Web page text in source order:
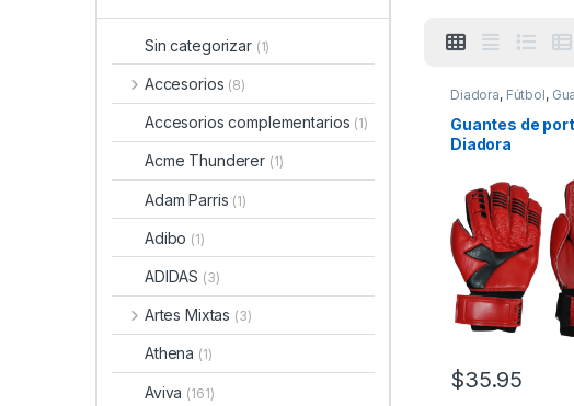
Diadora, Fútbol,
Guantes de
Diadora
$35.95
Este producto
Sin categorizar (1)
Accesorios (8)
Accesorios complementarios (1)
Acme Thunderer (1)
Adam Parris (1)
Adibo (1)
ADIDAS (3)
Artes Mixtas (3)
Athena (1)
Aviva (161)